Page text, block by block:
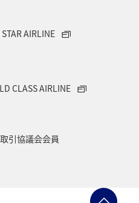
STAR AIRLINE
CLASS AIRLINE
引協議会会員